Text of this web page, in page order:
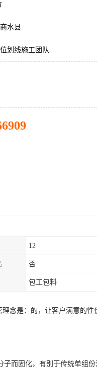
水县
划线施工团队
12
否
包工包料
念是：的，让客户满意的性
而固化，有别于传统单组